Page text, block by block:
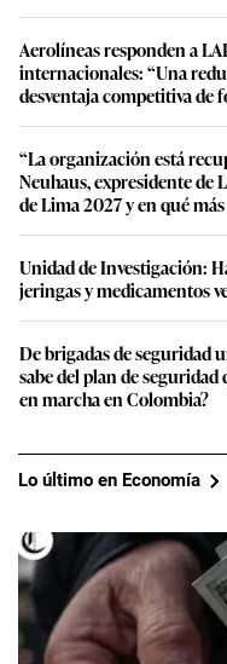
Aerolíneas responden a
internacionales: “Una
desventaja competitiva de
“La organización está
Neuhaus, expresidente de
de Lima 2027 y en qué
Unidad de Investigación:
jeringas y medicamentos
De brigadas de seguridad
sabe del plan de
en marcha en Colombia?
Lo último en Economía